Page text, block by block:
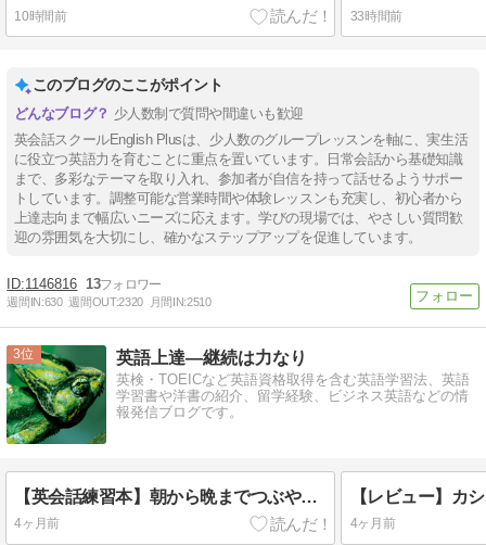
10時間前 33時間前
このブログのここがポイント
少人数制で質問や間違いも歓迎
英会話スクールEnglish Plusは、少人数のグループレッスンを軸に、実生活
に役立つ英語力を育むことに重点を置いています。日常会話から基礎知識
まで、多彩なテーマを取り入れ、参加者が自信を持って話せるようサポー
トしています。調整可能な営業時間や体験レッスンも充実し、初心者から
上達志向まで幅広いニーズに応えます。学びの現場では、やさしい質問歓
迎の雰囲気を大切にし、確かなステップアップを促進しています。
1146816 13
週間IN:630 週間OUT:2320 月間IN:2510
3 英語上達―継続は力なり
英検・TOEICなど英語資格取得を含む英語学習法、英語
学習書や洋書の紹介、留学経験、ビジネス英語などの情
報発信ブログです。
【英会話練習本】朝から晩までつぶやく英語表現200
4ヶ月前 4ヶ月前